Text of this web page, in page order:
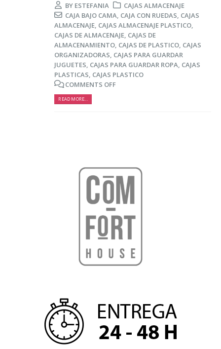
BY ESTEFANIA
CAJAS ALMACENAJE
CAJA BAJO CAMA, CAJA CON RUEDAS, CAJAS
ALMACENAJE, CAJAS ALMACENAJE PLASTICO,
CAJAS DE ALMACENAJE, CAJAS DE
ALMACENAMIENTO, CAJAS DE PLASTICO, CAJAS
ORGANIZADORAS, CAJAS PARA GUARDAR
JUGUETES, CAJAS PARA GUARDAR ROPA, CAJAS
PLASTICAS, CAJAS PLASTICO
COMMENTS OFF
READ MORE...